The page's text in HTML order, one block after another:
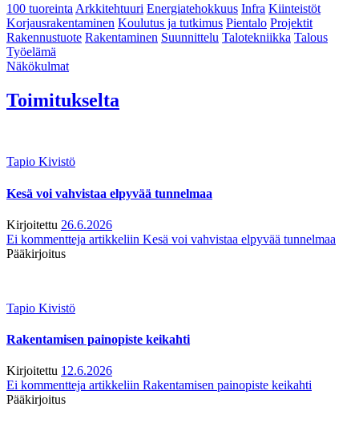
100 tuoreintaArkkitehtuuri Energiatehokkuus Infra Kiinteistöt
Korjausrakentaminen Koulutus ja tutkimus Pientalo Projektit
Rakennustuote Rakentaminen Suunnittelu Talotekniikka Talous
Työelämä
Näkökulmat
Toimitukselta
Tapio Kivistö
Kesä voi vahvistaa elpyvää tunnelmaa
Kirjoitettu 26.6.2026
Ei kommentteja artikkeliin Kesä voi vahvistaa elpyvää tunnelmaa
Pääkirjoitus
Tapio Kivistö
Rakentamisen painopiste keikahti
Kirjoitettu 12.6.2026
Ei kommentteja artikkeliin Rakentamisen painopiste keikahti
Pääkirjoitus